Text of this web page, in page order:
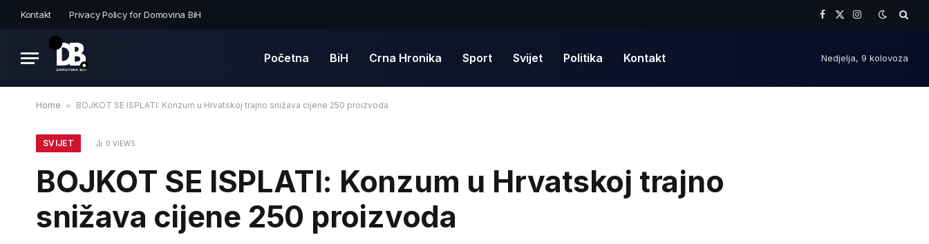
Kontakt Privacy Policy for Domovina BiH
Facebook
X
Instagram
Početna BiH Crna Hronika Sport Svijet Politika Kontakt Nedjelja, 9 kolovoza
Home » BOJKOT SE ISPLATI: Konzum u Hrvatskoj trajno snižava cijene 250 proizvoda
SVIJET 0VIEWS
BOJKOT SE ISPLATI: Konzum u Hrvatskoj trajno
snižava cijene 250 proizvoda